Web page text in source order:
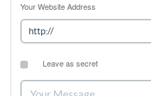
Your Website Address
Leave as secret